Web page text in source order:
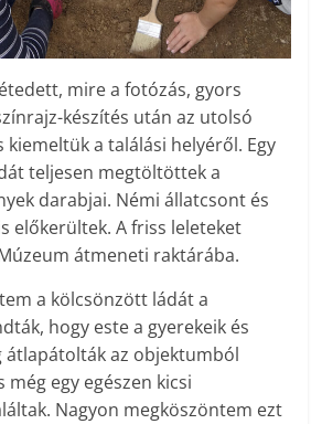
mire a fotózás, gyors
készítés után az utolsó
a találási helyéről. Egy
teljesen megtöltöttek a
darabjai. Némi állatcsont és
előkerültek. A friss leleteket
átmeneti raktárába.
a kölcsönzött ládát a
hogy este a gyerekeik és
átlapátolták az objektumból
egy egészen kicsi
Nagyon megköszöntem ezt